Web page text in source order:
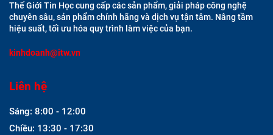
Thế Giới Tin Học cung cấp các sản phẩm, giải pháp công nghệ
chuyên sâu, sản phẩm chính hãng và dịch vụ tận tâm. Nâng tầm
hiệu suất, tối ưu hóa quy trình làm việc của bạn.
kinhdoanh@itw.vn
Liên hệ
Sáng: 8:00 - 12:00
Chiều: 13:30 - 17:30